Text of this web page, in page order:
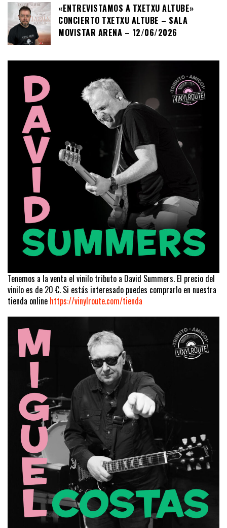
«ENTREVISTAMOS A TXETXU ALTUBE»
CONCIERTO TXETXU ALTUBE – SALA
MOVISTAR ARENA – 12/06/2026
Tenemos a la venta el vinilo tributo a David Summers. El precio del
vinilo es de 20 €. Si estás interesado puedes comprarlo en nuestra
tienda online https://vinylroute.com/tienda